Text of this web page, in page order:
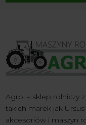
Agrol – sklep rolniczy
takich marek jak
akcesoriów i maszyn